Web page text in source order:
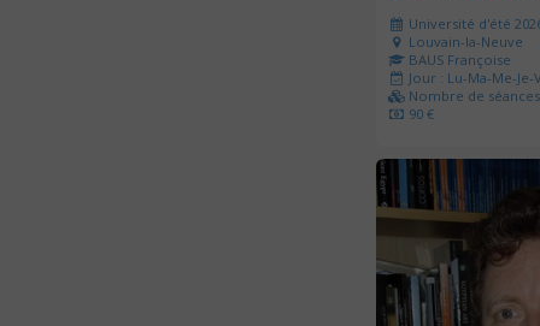
Université d'été
Louvain-la-Neuve
BAUS Françoise
Jour : Lu-Ma-Me-Je-
Nombre de
90 €